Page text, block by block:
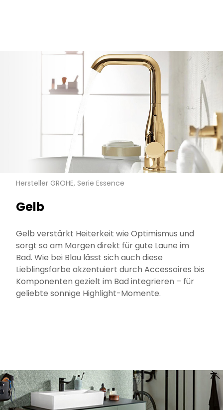
Hersteller GROHE, Serie Essence
Gelb
Gelb verstärkt Heiterkeit wie Optimismus und
sorgt so am Morgen direkt für gute Laune im
Bad. Wie bei Blau lässt sich auch diese
Lieblingsfarbe akzentuiert durch Accessoires bis
Komponenten gezielt im Bad integrieren – für
geliebte sonnige Highlight-Momente.